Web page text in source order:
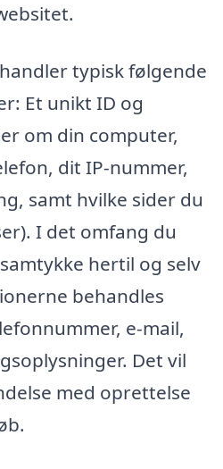
typisk følgende
Et unikt ID og
om din computer,
dit IP-nummer,
samt hvilke sider du
I det omfang du
hertil og selv
behandles
e-mail,
Det vil
med oprettelse